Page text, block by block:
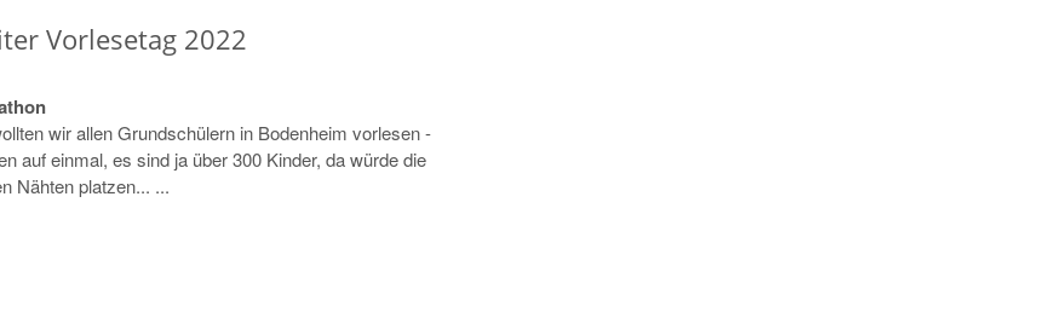
Vorlesetag 2022
wir allen Grundschülern in Bodenheim vorlesen -
auf einmal, es sind ja über 300 Kinder, da würde die
Nähten platzen... ...